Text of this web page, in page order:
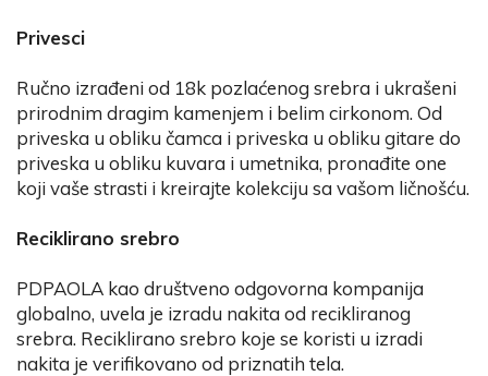
Privesci
Ručno izrađeni od 18k pozlaćenog srebra i ukrašeni
prirodnim dragim kamenjem i belim cirkonom. Od
priveska u obliku čamca i priveska u obliku gitare do
priveska u obliku kuvara i umetnika, pronađite one
koji vaše strasti i kreirajte kolekciju sa vašom ličnošću.
Reciklirano srebro
PDPAOLA kao društveno odgovorna kompanija
globalno, uvela je izradu nakita od recikliranog
srebra. Reciklirano srebro koje se koristi u izradi
nakita je verifikovano od priznatih tela.